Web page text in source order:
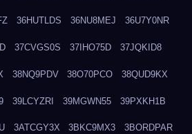
36HUTLDS 36NU8MEJ 36U7Y0NR
37CVGS0S 37IHO75D 37JQKID8
38NQ9PDV 38O70PCO 38QUD9KX
39LCYZRI 39MGWN55 39PXKH1B
3ATCGY3X 3BKC9MX3 3BORDPAR